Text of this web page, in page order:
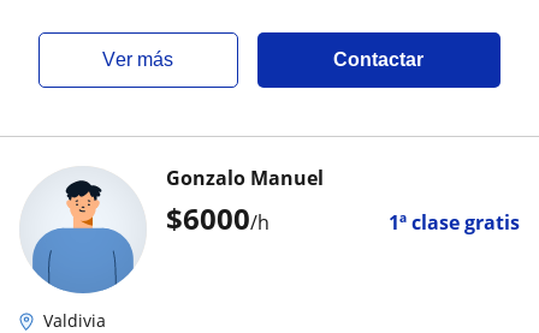
ver más Contactar
$6000/h 1ª clase gratis
Gonzalo Manuel
Valdivia